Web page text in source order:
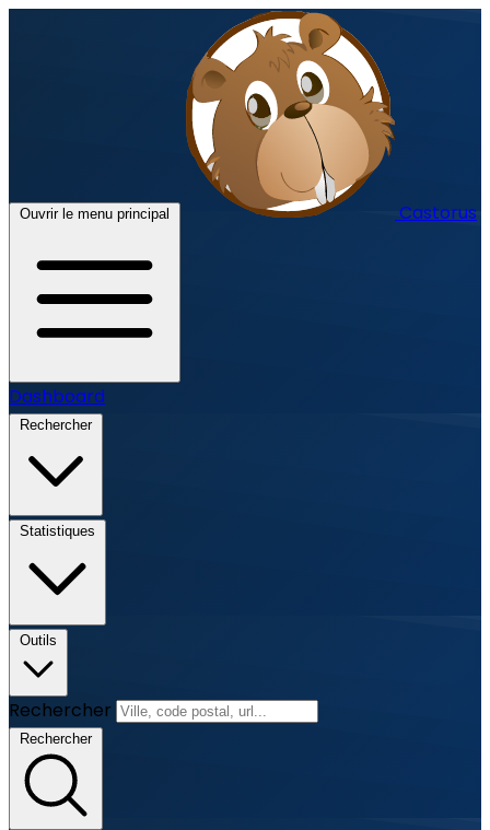
Ouvrir le menu principal Castorus
Dashboard
Rechercher
Statistiques
Outils
Rechercher
Rechercher